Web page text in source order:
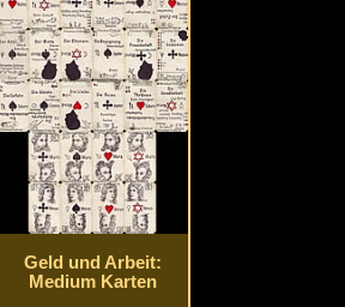
Geld und Arbeit:
Medium Karten